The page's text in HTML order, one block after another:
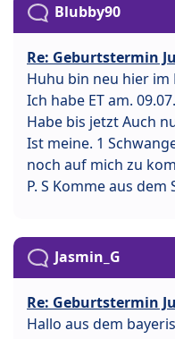
Blubby90
Re: Geburtstermin
Huhu bin neu hier im
Ich habe ET am.
Habe bis jetzt Auch
Ist meine. 1
noch auf mich zu
P. S Komme aus
Jasmin_G
Re: Geburtstermin
Hallo aus dem